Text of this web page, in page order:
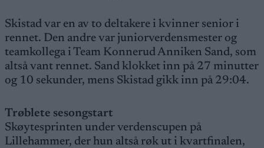
Skistad var en av to deltakere i kvinner senior i
rennet. Den andre var juniorverdensmester og
teamkollega i Team Konnerud Anniken Sand, som
altså vant rennet. Sand klokket inn på 27 minutter
og 10 sekunder, mens Skistad gikk inn på 29:04.
Trøblete sesongstart
Skøytesprinten under verdenscupen på
Lillehammer, der hun altså røk ut i kvartfinalen,